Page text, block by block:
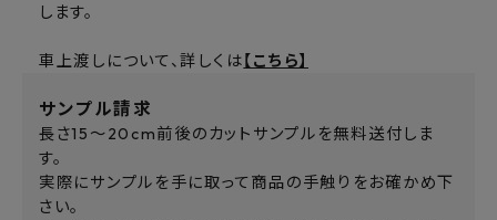
します。
車上渡しについて、詳しくは 【こちら】
サンプル請求
長さ15～20cm前後のカットサンプルを無料送付しま
す。
実際にサンプルを手に取って商品の手触りをお確かめ下
さい。